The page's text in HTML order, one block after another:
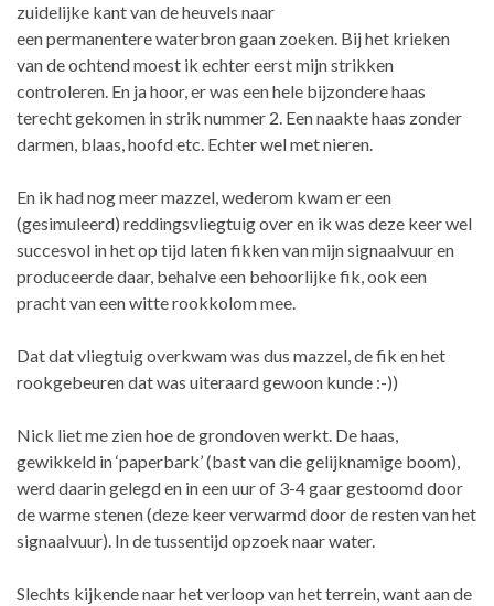
zuidelijke kant van de heuvels naar
een permanentere waterbron gaan zoeken. Bij het krieken
van de ochtend moest ik echter eerst mijn strikken
controleren. En ja hoor, er was een hele bijzondere haas
terecht gekomen in strik nummer 2. Een naakte haas zonder
darmen, blaas, hoofd etc. Echter wel met nieren.
En ik had nog meer mazzel, wederom kwam er een
(gesimuleerd) reddingsvliegtuig over en ik was deze keer wel
succesvol in het op tijd laten fikken van mijn signaalvuur en
produceerde daar, behalve een behoorlijke fik, ook een
pracht van een witte rookkolom mee.
Dat dat vliegtuig overkwam was dus mazzel, de fik en het
rookgebeuren dat was uiteraard gewoon kunde :-))
Nick liet me zien hoe de grondoven werkt. De haas,
gewikkeld in ‘paperbark’ (bast van die gelijknamige boom),
werd daarin gelegd en in een uur of 3-4 gaar gestoomd door
de warme stenen (deze keer verwarmd door de resten van het
signaalvuur). In de tussentijd opzoek naar water.
Slechts kijkende naar het verloop van het terrein, want aan de